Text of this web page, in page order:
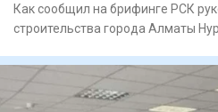
Как сообщил на брифинге РСК
строи­тельства города Алматы